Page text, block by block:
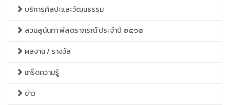
บริการศิลปะและวัฒนธรรม
สวนสุนันทา พัสตราภรณ์ ประจำปี ๒๕๖๘
ผลงาน / รางวัล
เกร็ดความรู้
ข่าว